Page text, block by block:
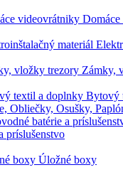
Zámky,
Bytový
Obliečky, Osušky,
príslušenstvo
Úložné boxy